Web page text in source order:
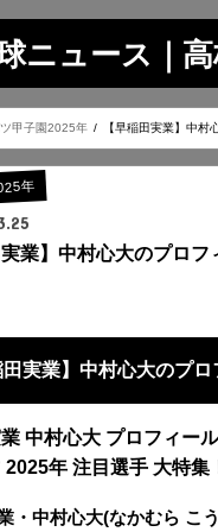
ニュース｜
甲子園2025年 【早稲田実業】中村
年
実業】中村心大のプロ
田実業】中村心大のプ
中村心大 プロフィー
2025年 注目選手 大特集
・中村心大(なかむら こ